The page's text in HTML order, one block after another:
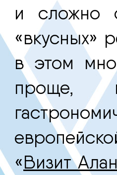
и сложно
«вкусных»
в этом
проще,
«Визит